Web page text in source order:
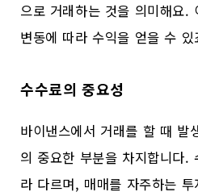
으로 거래하는 것을 의미해요.
변동에 따라 수익을 얻을 수 있
수수료의 중요성
바이낸스에서 거래를 할 때 발
의 중요한 부분을 차지합니다.
라 다르며, 매매를 자주하는